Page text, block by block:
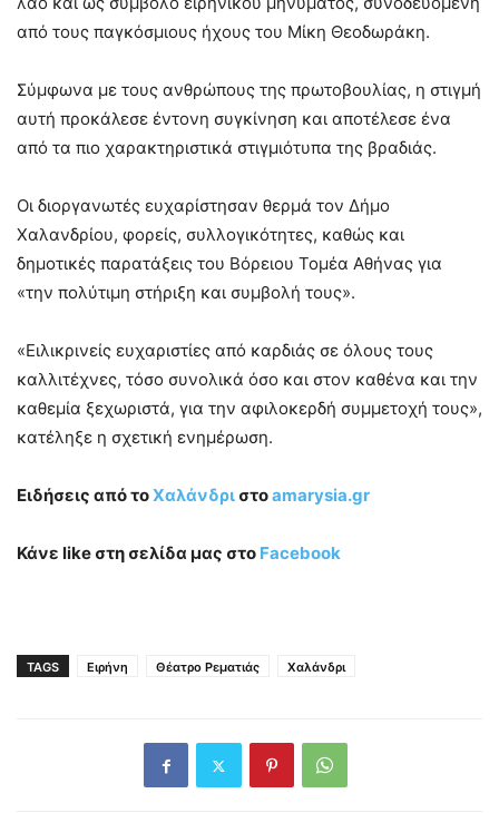
από τους παγκόσμιους ήχους του Μίκη Θεοδωράκη.
Σύμφωνα με τους ανθρώπους της πρωτοβουλίας, η στιγμή
αυτή προκάλεσε έντονη συγκίνηση και αποτέλεσε ένα
από τα πιο χαρακτηριστικά στιγμιότυπα της βραδιάς.
Οι διοργανωτές ευχαρίστησαν θερμά τον Δήμο
Χαλανδρίου, φορείς, συλλογικότητες, καθώς και
δημοτικές παρατάξεις του Βόρειου Τομέα Αθήνας για
«την πολύτιμη στήριξη και συμβολή τους».
«Ειλικρινείς ευχαριστίες από καρδιάς σε όλους τους
καλλιτέχνες, τόσο συνολικά όσο και στον καθένα και την
καθεμία ξεχωριστά, για την αφιλοκερδή συμμετοχή τους»,
κατέληξε η σχετική ενημέρωση.
Ειδήσεις από τοΧαλάνδρι στοamarysia.gr
Κάνε like στη σελίδα μας στο Facebook
TAGS Ειρήνη Θέατρο Ρεματιάς Χαλάνδρι